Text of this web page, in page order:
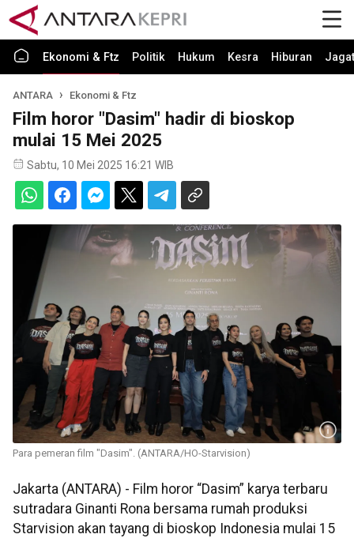
Ekonomi & Ftz Politik Hukum Kesra Hiburan Jagat
ANTARA Ekonomi & Ftz
Film horor "Dasim" hadir di bioskop
mulai 15 Mei 2025
Sabtu, 10 Mei 2025 16:21 WIB
Para pemeran film "Dasim". (ANTARA/HO-Starvision)
Jakarta (ANTARA) - Film horor “Dasim” karya terbaru
sutradara Ginanti Rona bersama rumah produksi
Starvision akan tayang di bioskop Indonesia mulai 15